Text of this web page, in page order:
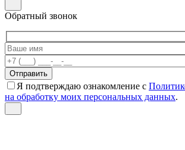
Обратный звонок
Я подтверждаю ознакомление с
на обработку моих персональных данных.